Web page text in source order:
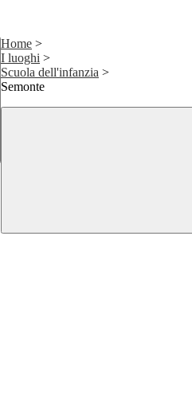
Home >
I luoghi >
Scuola dell'infanzia >
Semonte